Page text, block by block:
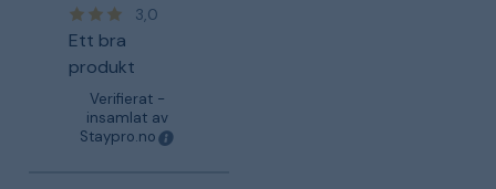
3,0
Ett bra
produkt
Verifierat -
insamlat av
Staypro.no